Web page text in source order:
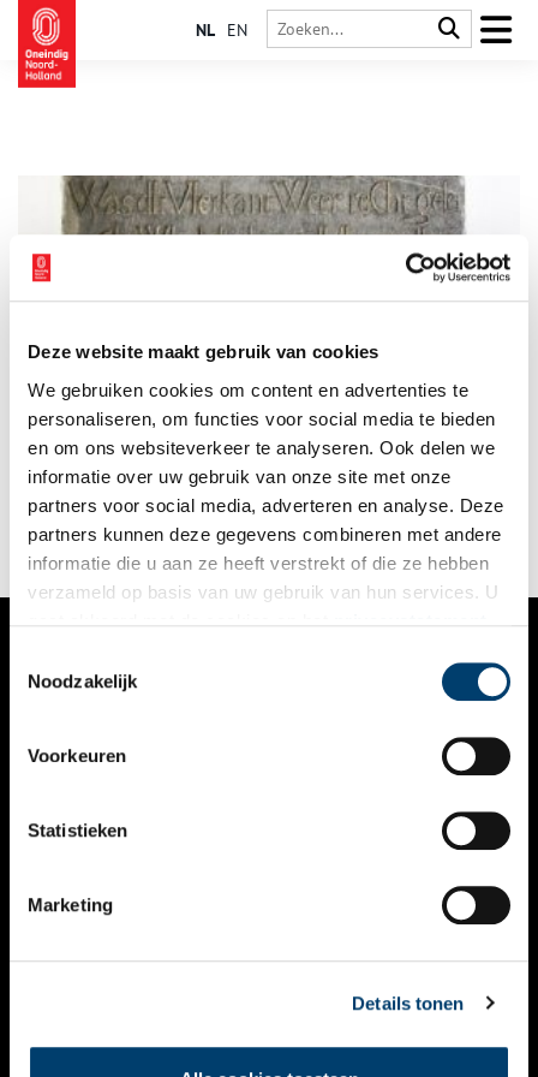
Deze website maakt gebruik van cookies
We gebruiken cookies om content en advertenties te
personaliseren, om functies voor social media te bieden
en om ons websiteverkeer te analyseren. Ook delen we
informatie over uw gebruik van onze site met onze
partners voor social media, adverteren en analyse. Deze
partners kunnen deze gegevens combineren met andere
informatie die u aan ze heeft verstrekt of die ze hebben
verzameld op basis van uw gebruik van hun services. U
Noodzakelijk
Voorkeuren
Statistieken
Marketing
Details tonen
NL EN
Het is eeuwen geleden al opgetekend en hoewel het niet over
heiligen gaat, zijn de verhalen die in Edam verteld worden
toch legendarisch. De stier die sinds hij de plek voor de kerk
koos het wapen van Edam siert, heeft de stad voorgoed op de
kaart gezet. Stenen ‘tafelen’ in de Grote Kerk, muurgevelstenen
ofwel talstenen houden de geschiedenis al eeuwen vast.
VERHALEN
KALENDER
THEMA’S
VIDEO’S
CONTACT